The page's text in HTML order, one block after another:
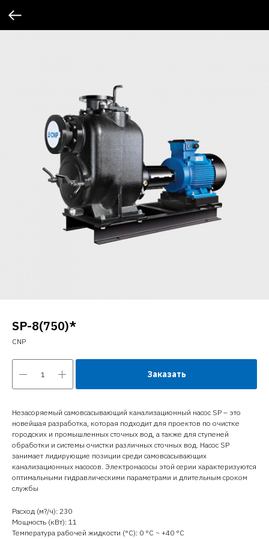
SP-8(750)*
CNP
Заказать
Незасоряемый самовсасывающий канализационный насос SP – это
новейшая разработка, которая подходит для проектов по очистке
городских и промышленных сточных вод, а также для ступеней
обработки и системы очистки различных сточных вод. Насос SP
занимает лидирующие позиции среди самовсасывающих
канализационных насосов. Электронасосы этой серии характеризуются
оптимальными гидравлическими параметрами и длительным сроком
службы
Расход (м?/ч): 230
Мощность (кВт): 11
Температура рабочей жидкости (°C): 0 °С ~ +40 °С